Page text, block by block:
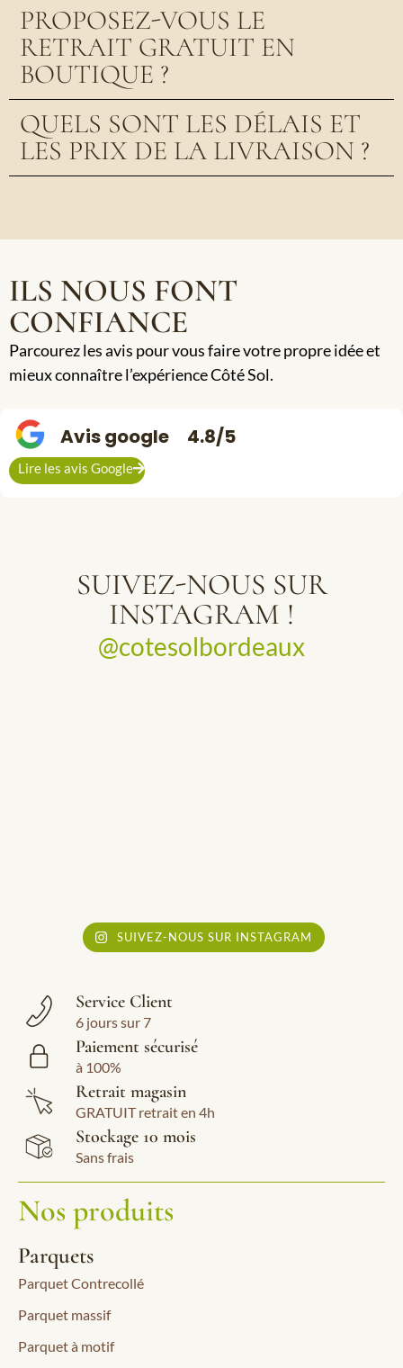
PROPOSEZ-VOUS LE
RETRAIT GRATUIT EN
BOUTIQUE ?
QUELS SONT LES DÉLAIS ET
LES PRIX DE LA LIVRAISON ?
ILS NOUS FONT
CONFIANCE
Parcourez les avis pour vous faire votre propre idée et
mieux connaître l’expérience Côté Sol.
Avis google 4.8/5
Lire les avis Google
SUIVEZ-NOUS SUR
INSTAGRAM !
@cotesolbordeaux
SUIVEZ-NOUS SUR INSTAGRAM
Service Client
6 jours sur 7
Paiement sécurisé
à 100%
Retrait magasin
GRATUIT retrait en 4h
Stockage 10 mois
Sans frais
Nos produits
Parquets
Parquet Contrecollé
Parquet massif
Parquet à motif